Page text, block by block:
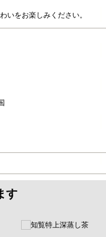
いをお楽しみください。
す